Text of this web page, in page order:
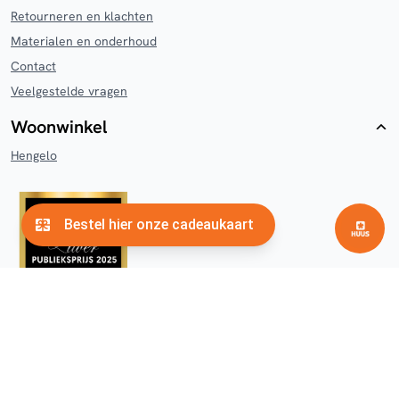
Retourneren en klachten
Materialen en onderhoud
Contact
Veelgestelde vragen
Woonwinkel
Hengelo